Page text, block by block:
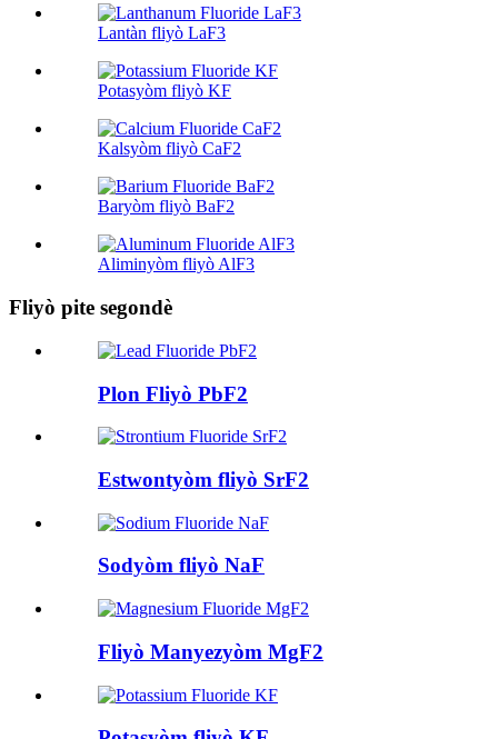
Lantàn fliyò LaF3
Potasyòm fliyò KF
Kalsyòm fliyò CaF2
Baryòm fliyò BaF2
Aliminyòm fliyò AlF3
Fliyò pite segondè
Plon Fliyò PbF2
Estwontyòm fliyò SrF2
Sodyòm fliyò NaF
Fliyò Manyezyòm MgF2